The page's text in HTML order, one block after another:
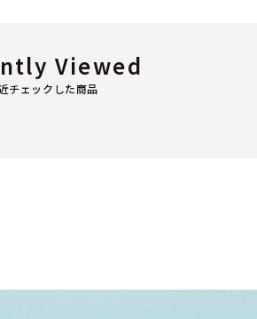
チェックした商品
Viewed